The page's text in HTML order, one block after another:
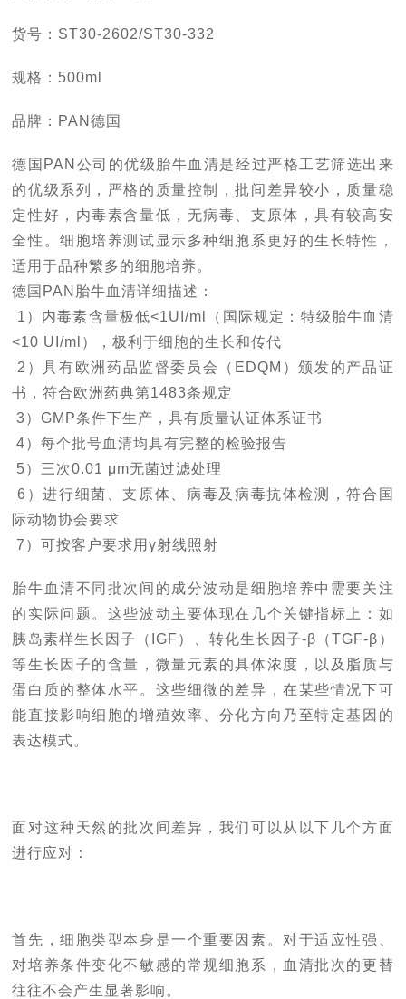
货号：ST30-2602/ST30-332
规格：500ml
品牌：PAN德国
德国PAN公司的优级胎牛血清是经过严格工艺筛选出来
的优级系列，严格的质量控制，批间差异较小，质量稳
定性好，内毒素含量低，无病毒、支原体，具有较高安
全性。细胞培养测试显示多种细胞系更好的生长特性，
适用于品种繁多的细胞培养。
德国PAN胎牛血清详细描述：
1）内毒素含量极低<1UI/ml（国际规定：特级胎牛血清
<10 UI/ml），极利于细胞的生长和传代
2）具有欧洲药品监督委员会（EDQM）颁发的产品证
书，符合欧洲药典第1483条规定
3）GMP条件下生产，具有质量认证体系证书
4）每个批号血清均具有完整的检验报告
5）三次0.01 μm无菌过滤处理
6）进行细菌、支原体、病毒及病毒抗体检测，符合国
际动物协会要求
7）可按客户要求用γ射线照射
胎牛血清不同批次间的成分波动是细胞培养中需要关注
的实际问题。这些波动主要体现在几个关键指标上：如
胰岛素样生长因子（IGF）、转化生长因子-β（TGF-β）
等生长因子的含量，微量元素的具体浓度，以及脂质与
蛋白质的整体水平。这些细微的差异，在某些情况下可
能直接影响细胞的增殖效率、分化方向乃至特定基因的
表达模式。
面对这种天然的批次间差异，我们可以从以下几个方面
进行应对：
首先，细胞类型本身是一个重要因素。对于适应性强、
对培养条件变化不敏感的常规细胞系，血清批次的更替
往往不会产生显著影响。